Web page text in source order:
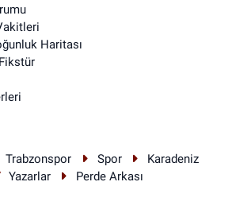
Haritası
Trabzonspor Spor
Karadeniz
Yazarlar Perde Arkası